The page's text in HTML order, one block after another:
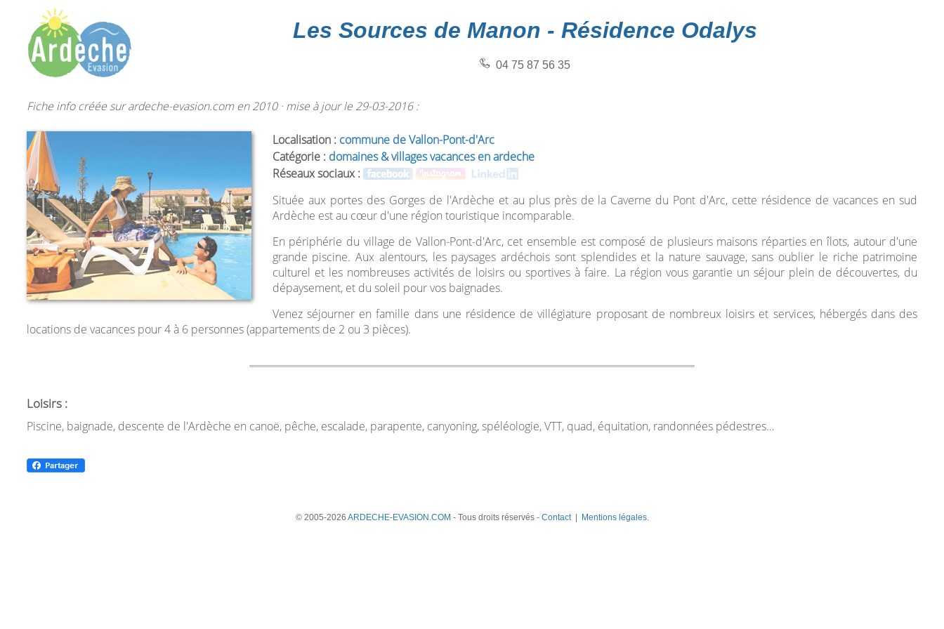
Les Sources de Manon - Résidence Odalys
04 75 87 56 35
Fiche info créée sur ardeche-evasion.com en 2010 · mise à jour le 29-03-2016 :
Localisation : commune de Vallon-Pont-d'Arc
Catégorie : domaines & villages vacances en ardeche
Réseaux sociaux :
Située aux portes des Gorges de l'Ardèche et au plus près de la Caverne du Pont d'Arc, cette résidence de vacances en sud
Ardèche est au cœur d'une région touristique incomparable.
En périphérie du village de Vallon-Pont-d'Arc, cet ensemble est composé de plusieurs maisons réparties en îlots, autour d'une
grande piscine. Aux alentours, les paysages ardéchois sont splendides et la nature sauvage, sans oublier le riche patrimoine
culturel et les nombreuses activités de loisirs ou sportives à faire. La région vous garantie un séjour plein de découvertes, du
dépaysement, et du soleil pour vos baignades.
Venez séjourner en famille dans une résidence de villégiature proposant de nombreux loisirs et services, hébergés dans des
locations de vacances pour 4 à 6 personnes (appartements de 2 ou 3 pièces).
Loisirs :
Piscine, baignade, descente de l'Ardèche en canoë, pêche, escalade, parapente, canyoning, spéléologie, VTT, quad, équitation, randonnées pédestres…
© 2005-2026 ARDECHE-EVASION.COM - Tous droits réservés - Contact| Mentions légales.